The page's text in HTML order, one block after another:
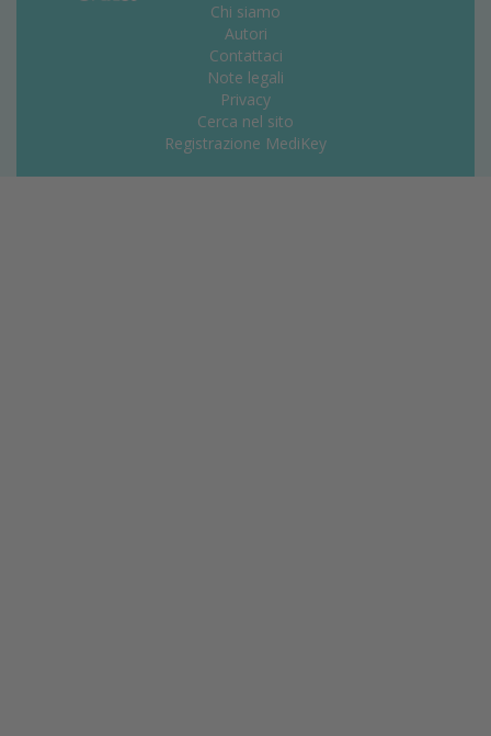
Chi siamo
Autori
Contattaci
Note legali
Privacy
Cerca nel sito
Registrazione MediKey